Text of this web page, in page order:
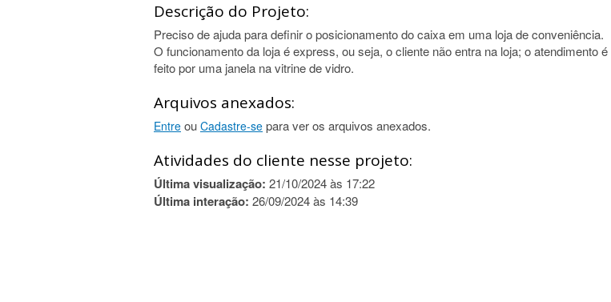
Descrição do Projeto:
Preciso de ajuda para definir o posicionamento do caixa em uma loja de conveniência.
O funcionamento da loja é express, ou seja, o cliente não entra na loja; o atendimento é
feito por uma janela na vitrine de vidro.
Arquivos anexados:
Entre ou Cadastre-se para ver os arquivos anexados.
Atividades do cliente nesse projeto:
Última visualização: 21/10/2024 às 17:22
Última interação: 26/09/2024 às 14:39